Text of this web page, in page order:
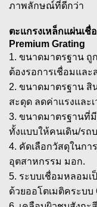
ภาพลักษณ์ที่ดีกว่า
ตะแกรงเหล็กแผ่นเ
Premium Grating
1. ขนาดมาตรฐาน ถู
ต้องรอการเชื่อมแล
2. ขนาดมาตรฐาน
สะดุด ลดค่าแรงและเ
3. ขนาดมาตรฐานที่มี
ทั้งแบบให้คนเดิน/รถ
4. คัดเลือกวัสดุในกา
อุตสาหกรรม มอก.
5. ระบบเชื่อมหลอมเ
ด้วยออโตเมติคระบบ